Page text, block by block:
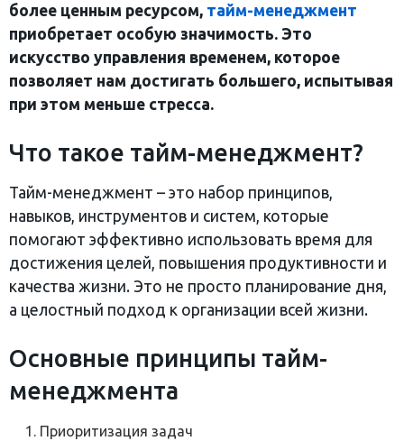
более ценным ресурсом, тайм-менеджмент
приобретает особую значимость. Это
искусство управления временем, которое
позволяет нам достигать большего, испытывая
при этом меньше стресса.
Что такое тайм-менеджмент?
Тайм-менеджмент – это набор принципов,
навыков, инструментов и систем, которые
помогают эффективно использовать время для
достижения целей, повышения продуктивности и
качества жизни. Это не просто планирование дня,
а целостный подход к организации всей жизни.
Основные принципы тайм-
менеджмента
Приоритизация задач